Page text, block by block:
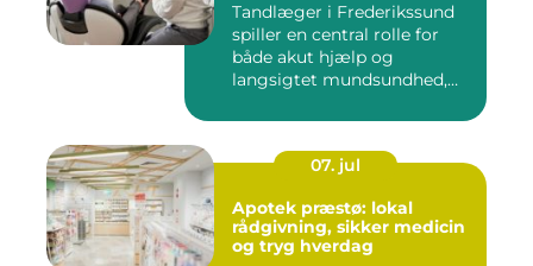
Tandlæger i Frederikssund
spiller en central rolle for
både akut hjælp og
langsigtet mundsundhed,
07. jul
Apotek præstø: lokal
rådgivning, sikker medicin
og tryg hverdag